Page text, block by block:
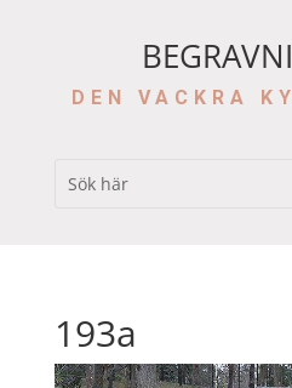
DEN VACKRA
193a